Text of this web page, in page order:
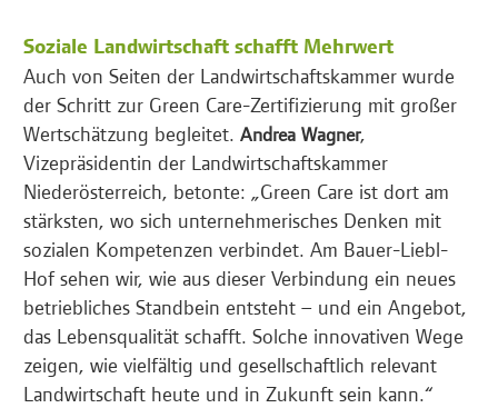
Soziale Landwirtschaft schafft Mehrwert
Auch von Seiten der Landwirtschaftskammer wurde
der Schritt zur Green Care-Zertifizierung mit großer
Wertschätzung begleitet. Andrea Wagner,
Vizepräsidentin der Landwirtschaftskammer
Niederösterreich, betonte: „Green Care ist dort am
stärksten, wo sich unternehmerisches Denken mit
sozialen Kompetenzen verbindet. Am Bauer-Liebl-
Hof sehen wir, wie aus dieser Verbindung ein neues
betriebliches Standbein entsteht – und ein Angebot,
das Lebensqualität schafft. Solche innovativen Wege
zeigen, wie vielfältig und gesellschaftlich relevant
Landwirtschaft heute und in Zukunft sein kann.“